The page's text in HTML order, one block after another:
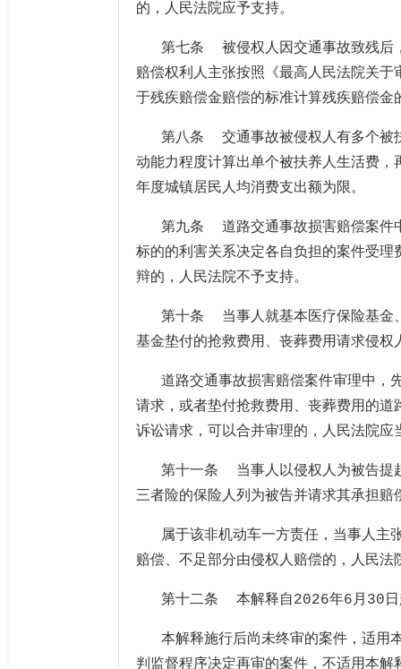
的，人民法院应予支持。
第七条
被侵权人因交通事故致残后
赔偿权利人主张按照《最高人民法院关
于残疾赔偿金赔偿的标准计算残疾赔偿金
第八条
交通事故被侵权人有多个被
动能力程度计算出单个被扶养人生活费
年度城镇居民人均消费支出额为限。
第九条
道路交通事故损害赔偿案件
标的的利害关系决定各自负担的案件受
辩的，人民法院不予支持。
第十条
当事人就基本医疗保险基
基金垫付的抢救费用、丧葬费用请求侵
道路交通事故损害赔偿案件审理中，
请求，或者垫付抢救费用、丧葬费用的
诉讼请求，可以合并审理的，人民法院应
第十一条
当事人以侵权人为被告提
三者险的保险人列为被告并请求其承担
属于该非机动车一方责任，当事人主
赔偿、不足部分由侵权人赔偿的，人民法
第十二条 本解释自2026年6月 30
本解释施行后尚未终审的案件，适用
判监督程序决定再审的案件，不适用本解